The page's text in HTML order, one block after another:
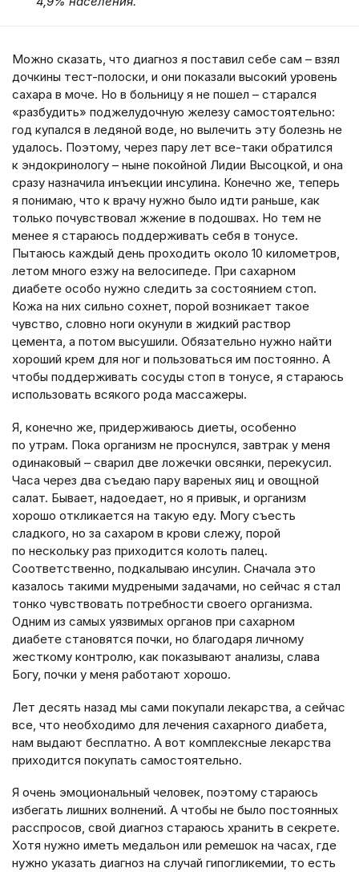
Можно сказать, что диагноз я поставил себе сам – взял
дочкины тест-полоски, и они показали высокий уровень
сахара в моче. Но в больницу я не пошел – старался
«разбудить» поджелудочную железу самостоятельно:
год купался в ледяной воде, но вылечить эту болезнь не
удалось. Поэтому, через пару лет все-таки обратился
к эндокринологу – ныне покойной Лидии Высоцкой, и она
сразу назначила инъекции инсулина. Конечно же, теперь
я понимаю, что к врачу нужно было идти раньше, как
только почувствовал жжение в подошвах. Но тем не
менее я стараюсь поддерживать себя в тонусе.
Пытаюсь каждый день проходить около 10 километров,
летом много езжу на велосипеде. При сахарном
диабете особо нужно следить за состоянием стоп.
Кожа на них сильно сохнет, порой возникает такое
чувство, словно ноги окунули в жидкий раствор
цемента, а потом высушили. Обязательно нужно найти
хороший крем для ног и пользоваться им постоянно. А
чтобы поддерживать сосуды стоп в тонусе, я стараюсь
использовать всякого рода массажеры.
Я, конечно же, придерживаюсь диеты, особенно
по утрам. Пока организм не проснулся, завтрак у меня
одинаковый – сварил две ложечки овсянки, перекусил.
Часа через два съедаю пару вареных яиц и овощной
салат. Бывает, надоедает, но я привык, и организм
хорошо откликается на такую еду. Могу съесть
сладкого, но за сахаром в крови слежу, порой
по нескольку раз приходится колоть палец.
Соответственно, подкалываю инсулин. Сначала это
казалось такими мудреными задачами, но сейчас я стал
тонко чувствовать потребности своего организма.
Одним из самых уязвимых органов при сахарном
диабете становятся почки, но благодаря личному
жесткому контролю, как показывают анализы, слава
Богу, почки у меня работают хорошо.
Лет десять назад мы сами покупали лекарства, а сейчас
все, что необходимо для лечения сахарного диабета,
нам выдают бесплатно. А вот комплексные лекарства
приходится покупать самостоятельно.
Я очень эмоциональный человек, поэтому стараюсь
избегать лишних волнений. А чтобы не было постоянных
расспросов, свой диагноз стараюсь хранить в секрете.
Хотя нужно иметь медальон или ремешок на часах, где
нужно указать диагноз на случай гипогликемии, то есть